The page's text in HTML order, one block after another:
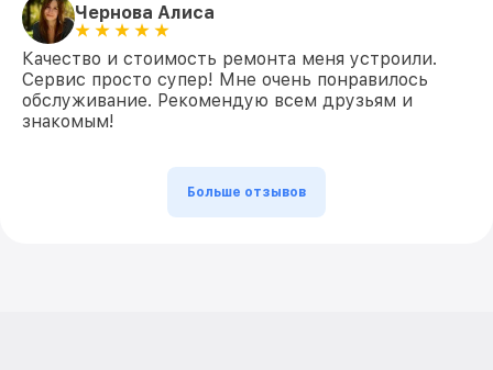
Чернова Алиса
Качество и стоимость ремонта меня устроили.
Сервис просто супер! Мне очень понравилось
обслуживание. Рекомендую всем друзьям и
знакомым!
Больше отзывов